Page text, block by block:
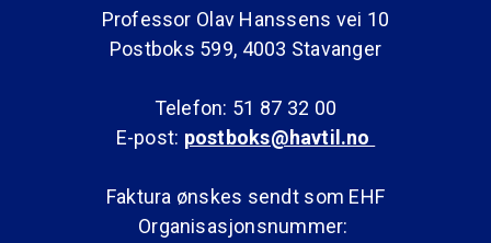
Professor Olav Hanssens vei 10
Postboks 599, 4003 Stavanger
Telefon: 51 87 32 00
E-post: postboks@havtil.no
Faktura ønskes sendt som EHF
Organisasjonsnummer: